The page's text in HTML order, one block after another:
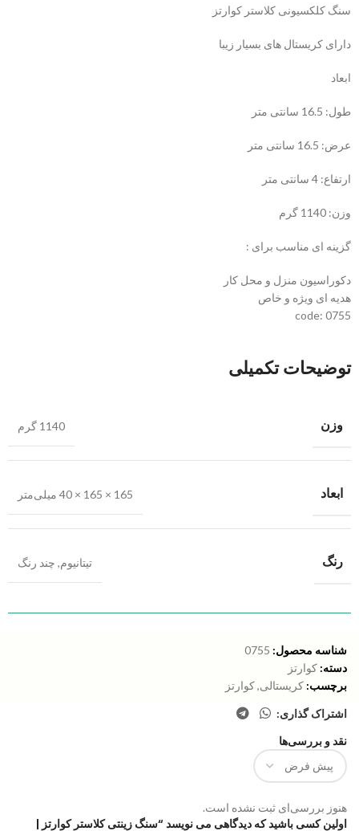
سنگ کلکسیونی کلاستر کوارتز
دارای کریستال های بسیار زیبا
ابعاد
طول: 16.5 سانتی متر
عرض: 16.5 سانتی متر
ارتفاع: 4 سانتی متر
وزن: 1140 گرم
گزینه ای مناسب برای :
دکوراسیون منزل و محل کار
هدیه ای ویژه و خاص
code: 0755
توضیحات تکمیلی
وزن 1140 گرم
ابعاد 165 × 165 × 40 میلی‌متر
رنگ تیتانیوم, چند رنگ
شناسه محصول: 0755
دسته: کوارتز
برچسب: کریستالی,کوارتز
اشتراک گذاری:
نقد و بررسی‌ها
هنوز بررسی‌ای ثبت نشده است.
اولین کسی باشید که دیدگاهی می نویسد “سنگ زینتی کلاستر کوارتز |